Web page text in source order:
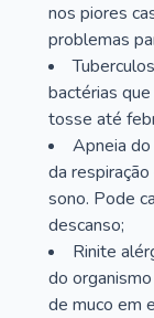
nos piores
problemas
bactérias
tosse até
Apneia
da
sono. Pode
descanso;
Rinite
do
de muco em